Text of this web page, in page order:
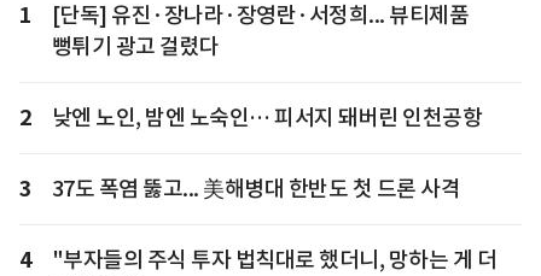
1
[단독] 유진·장나라·장영란·서정희... 뷰티제품
뻥튀기 광고 걸렸다
2 낮엔 노인, 밤엔 노숙인… 피서지 돼버린 인천공항
3 37도 폭염 뚫고... 美해병대 한반도 첫 드론 사격
4
"부자들의 주식 투자 법칙대로 했더니, 망하는 게 더